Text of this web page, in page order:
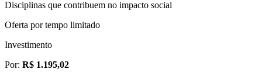
Disciplinas que contribuem no impacto social
Oferta por tempo limitado
Investimento
Por: R$ 1.195,02